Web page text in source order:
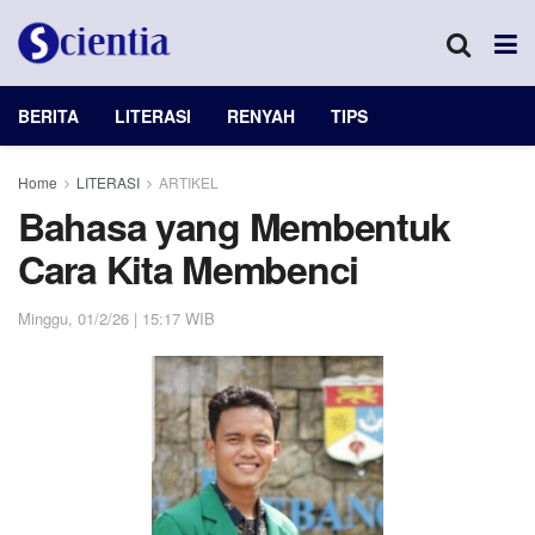
BERITA LITERASI RENYAH TIPS
Home LITERASI ARTIKEL
Bahasa yang Membentuk
Cara Kita Membenci
Minggu, 01/2/26 | 15:17 WIB